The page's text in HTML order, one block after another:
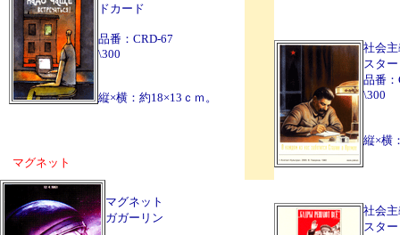
ドカード
品番：CRD-67
\300
縦×横：約18×13ｃｍ。
マグネット
マグネット
ガガーリン
社会
スタ
品番
\300
縦×横
社会
スタ